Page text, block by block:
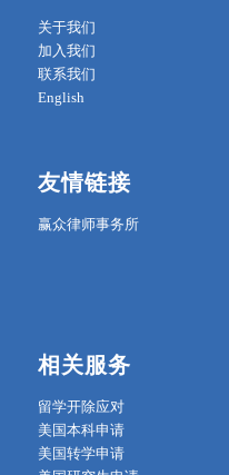
关于我们
加入我们
联系我们
English
友情链接
赢众律师事务所
相关服务
留学开除应对
美国本科申请
美国转学申请